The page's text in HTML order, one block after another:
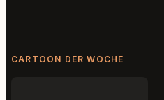
CARTOON DER WOCHE